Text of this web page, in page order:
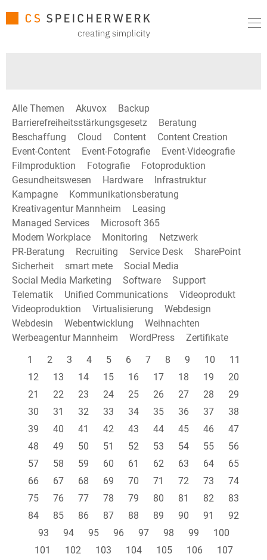
Alle Themen Akuvox
Backup
Barrierefreiheitsstärkungsgesetz
Beratung
Beschaffung
Cloud Content
Content Creation
Event-Content
Event-Fotografie
Event-Videografie
Filmproduktion
Fotografie
Fotoproduktion
Gesundheitswesen
Hardware
Infrastruktur
Kampagne
Kommunikationsberatung
Kreativagentur Mannheim
Leasing
Managed Services
Microsoft 365
Modern Workplace
Monitoring
Netzwerk
PR-Beratung
Recruiting Service Desk
SharePoint
Sicherheit
smart mete
Social Media
Social Media Marketing
Software
Support
Telematik
Unified Communications
Videoprodukt
Videoproduktion
Virtualisierung
Webdesign
Webdesin
Webentwicklung
Weihnachten
Werbeagentur Mannheim
WordPress
Zertifikate
1
2 3 4 5 6 7 8 9 10
11
12
13 14 15 16 17 18 19
20
21
22 23 24 25 26 27 28
29
30
31 32 33 34 35 36 37
38
39
40 41 42 43 44 45 46
47
48
49 50 51 52 53 54 55
56
57
58 59 60 61 62 63 64
65
66
67 68 69 70 71 72 73
74
75
76 77 78 79 80 81 82
83
84
85 86 87 88 89 90 91
92
93
94 95 96 97 98 99
100
101
102 103 104 105 106
107